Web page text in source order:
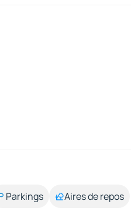
Parkings Aires de repos